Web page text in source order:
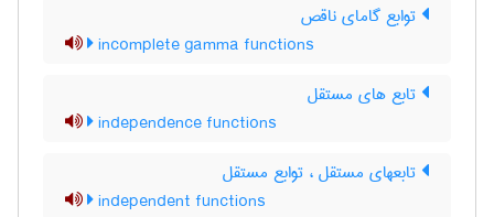
توابع گامای ناقص
incomplete gamma functions
تابع های مستقل
independence functions
تابعهای مستقل ، توابع مستقل
independent functions